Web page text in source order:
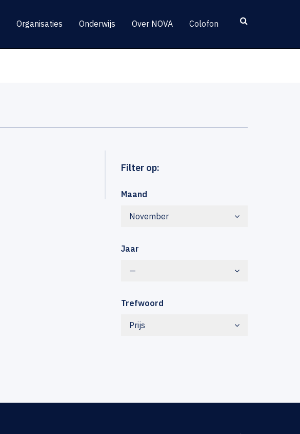
Organisaties Onderwijs Over NOVA Colofon
Filter op:
Maand
November
Jaar
—
Trefwoord
Prijs